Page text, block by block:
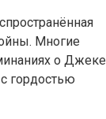
Многие
о Джеке
гордостью